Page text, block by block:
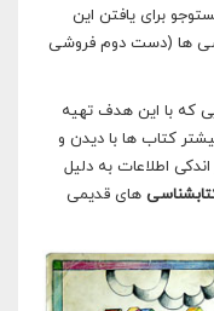
برای یافتن این
ها (دست دوم فروشی
که با این هدف تهیه
کتاب ها با دیدن و
اطلاعات به دلیل
های قدیمی